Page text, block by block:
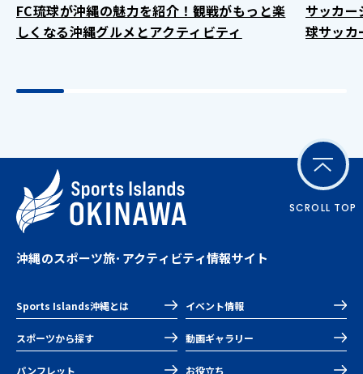
FC琉球が沖縄の魅力を紹介！観戦がもっと楽
しくなる沖縄グルメとアクティビティ
サッカー
球サッカ
SCROLL TOP
沖縄のスポーツ旅･アクティビティ情報サイト
Sports Islands沖縄とは イベント情報
スポーツから探す 動画ギャラリー
パンフレット お役立ち